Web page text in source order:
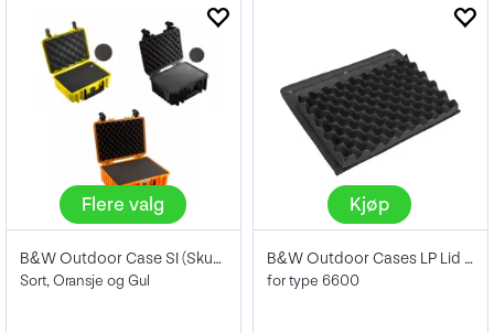
Flere valg
B&W Outdoor Case SI (Skuminnlegg)
Sort, Oransje og Gul
Kjøp
B&W Outdoor Cases LP Lid pocket /LP
for type 6600